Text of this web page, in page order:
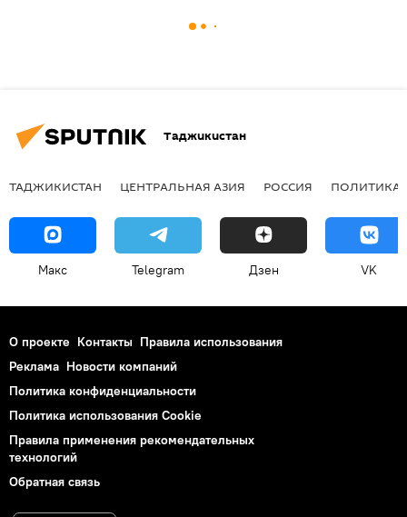
Таджикистан
ТАДЖИКИСТАН ЦЕНТРАЛЬНАЯ АЗИЯ РОССИЯ ПОЛИТИКА
Макс Telegram Дзен VK
О проекте Контакты Правила использования
Реклама Новости компаний
Политика конфиденциальности
Политика использования Cookie
Правила применения рекомендательных
технологий
Обратная связь